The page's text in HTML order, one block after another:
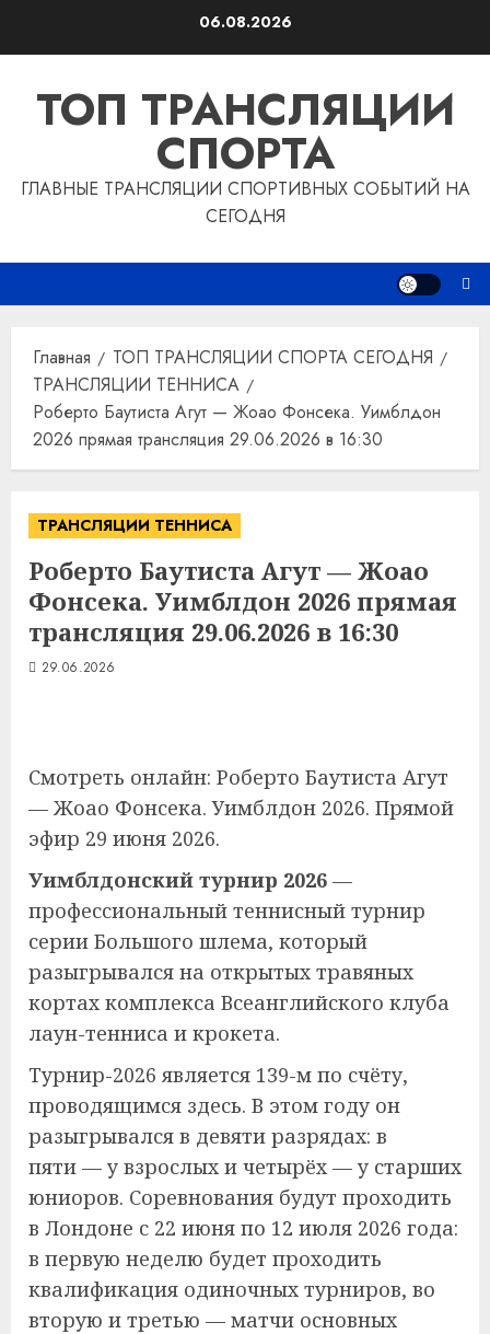
06.08.2026
ТОП ТРАНСЛЯЦИИ
СПОРТА
ГЛАВНЫЕ ТРАНСЛЯЦИИ СПОРТИВНЫХ СОБЫТИЙ НА
СЕГОДНЯ
Главная
ТОП ТРАНСЛЯЦИИ СПОРТА СЕГОДНЯ
ТРАНСЛЯЦИИ ТЕННИСА
Роберто Баутиста Агут — Жоао Фонсека. Уимблдон
2026 прямая трансляция 29.06.2026 в 16:30
ТРАНСЛЯЦИИ ТЕННИСА
Роберто Баутиста Агут — Жоао
Фонсека. Уимблдон 2026 прямая
трансляция 29.06.2026 в 16:30
29.06.2026
Смотреть онлайн: Роберто Баутиста Агут
— Жоао Фонсека. Уимблдон 2026. Прямой
эфир 29 июня 2026.
Уимблдонский турнир 2026 —
профессиональный теннисный турнир
серии Большого шлема, который
разыгрывался на открытых травяных
кортах комплекса Всеанглийского клуба
лаун-тенниса и крокета.
Турнир-2026 является 139-м по счёту,
проводящимся здесь. В этом году он
разыгрывался в девяти разрядах: в
пяти — у взрослых и четырёх — у старших
юниоров. Соревнования будут проходить
в Лондоне с 22 июня по 12 июля 2026 года:
в первую неделю будет проходить
квалификация одиночных турниров, во
вторую и третью — матчи основных